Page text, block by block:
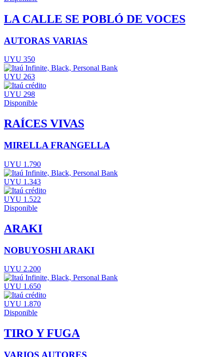
LA CALLE SE POBLÓ DE VOCES
AUTORAS VARIAS
UYU 350
UYU 263
UYU 298
Disponible
RAÍCES VIVAS
MIRELLA FRANGELLA
UYU 1.790
UYU 1.343
UYU 1.522
Disponible
ARAKI
NOBUYOSHI ARAKI
UYU 2.200
UYU 1.650
UYU 1.870
Disponible
TIRO Y FUGA
VARIOS AUTORES